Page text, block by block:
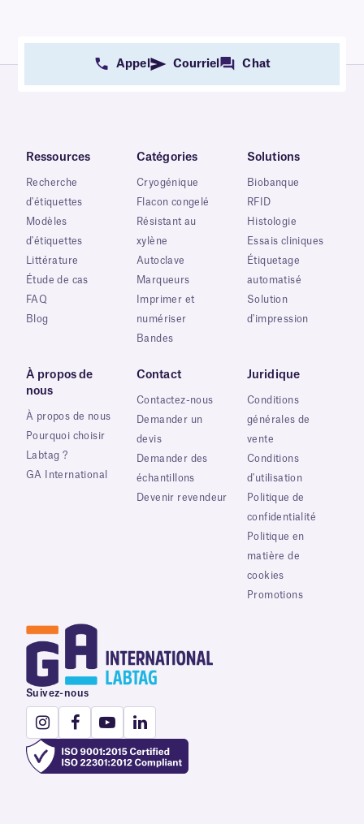
Appel Courriel Chat
Ressources
Recherche
d'étiquettes
Modèles
d'étiquettes
Littérature
Étude de cas
FAQ
Blog
Catégories
Cryogénique
Flacon congelé
Résistant au
xylène
Autoclave
Marqueurs
Imprimer et
numériser
Bandes
Solutions
Biobanque
RFID
Histologie
Essais cliniques
Étiquetage
automatisé
Solution
d'impression
À propos de
nous
À propos de nous
Pourquoi choisir
Labtag ?
GA International
Contact
Contactez-nous
Demander un
devis
Demander des
échantillons
Devenir revendeur
Juridique
Conditions
générales de
vente
Conditions
d'utilisation
Politique de
confidentialité
Politique en
matière de
cookies
Promotions
Suivez-nous